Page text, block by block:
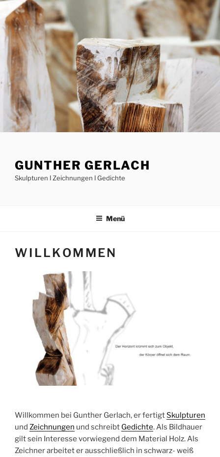
Inhalt
springen
GUNTHER GERLACH
Skulpturen ǀ Zeichnungen ǀ Gedichte
Menü
WILLKOMMEN
Willkommen bei Gunther Gerlach, er fertigtSkulpturen
und Zeichnungen und schreibt Gedichte. Als Bildhauer
gilt sein Interesse vorwiegend dem Material Holz. Als
Zeichner arbeitet er ausschließlich in schwarz- weiß